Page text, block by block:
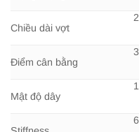
Chiều dài vợt
Điểm cân bằng
Mật độ dây